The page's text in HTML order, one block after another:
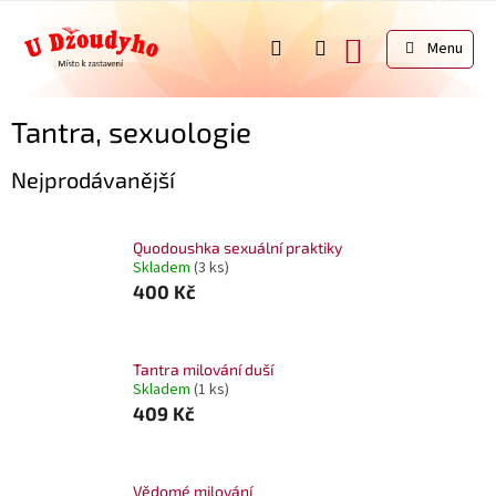
obsah
NÁKUPNÍ
KOŠÍK
Tantra, sexuologie
Nejprodávanější
Quodoushka sexuální praktiky
Skladem (3 ks)
400 Kč
Tantra milování duší
Skladem (1 ks)
409 Kč
Vědomé milování